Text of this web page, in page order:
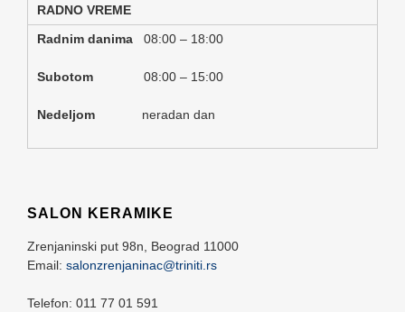
RADNO VREME
Radnim danima 08:00 – 18:00
Subotom 08:00 – 15:00
Nedeljom neradan dan
SALON KERAMIKE
Zrenjaninski put 98n, Beograd 11000
Email: salonzrenjaninac@triniti.rs
Telefon: 011 77 01 591